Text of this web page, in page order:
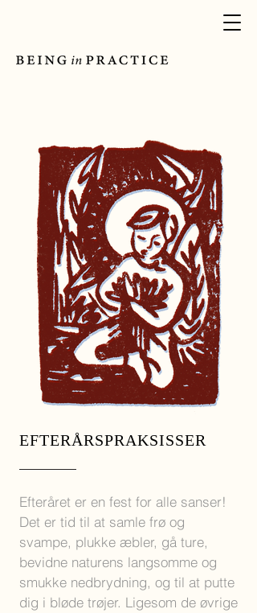
EFTERÅRSPRAKSISSER
Efteråret er en fest for alle sanser!
Det er tid til at samle frø og
svampe, plukke æbler, gå ture,
bevidne naturens langsomme og
smukke nedbrydning, og til at putte
dig i bløde trøjer. Ligesom de øvrige